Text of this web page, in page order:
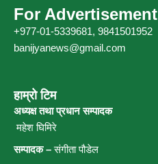
For Advertisement
+977-01-5339681, 9841501952
banijyanews@gmail.com
हाम्रो टिम
अध्यक्ष तथा प्रधान सम्पादक
महेश घिमिरे
सम्पादक –संगीता पौडेल